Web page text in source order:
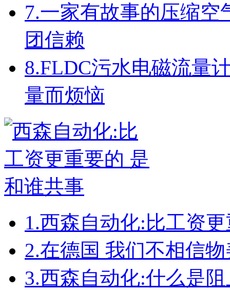
7.一家有故事的压缩空
团信赖
8.FLDC污水电磁流量
量而烦恼
1.西森自动化:比工资
2.在德国 我们不相信
3.西森自动化:什么是